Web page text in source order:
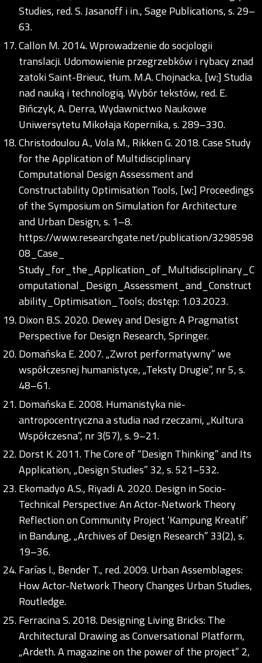
Studies, red. S. Jasanoff i in., Sage Publications, s. 29–
63.
Callon M. 2014. Wprowadzenie do socjologii
translacji. Udomowienie przegrzebków i rybacy znad
zatoki Saint-Brieuc, tłum. M.A. Chojnacka, [w:] Studia
nad nauką i technologią. Wybór tekstów, red. E.
Bińczyk, A. Derra, Wydawnictwo Naukowe
Uniwersytetu Mikołaja Kopernika, s. 289–330.
Christodoulou A., Vola M., Rikken G. 2018. Case Study
for the Application of Multidisciplinary
Computational Design Assessment and
Constructability Optimisation Tools, [w:] Proceedings
of the Symposium on Simulation for Architecture
and Urban Design, s. 1–8.
https://www.researchgate.net/publication/3298598
08_Case_
Study_for_the_Application_of_Multidisciplinary_C
omputational_Design_Assessment_and_Construct
ability_Optimisation_Tools; dostęp: 1.03.2023.
Dixon B.S. 2020. Dewey and Design: A Pragmatist
Perspective for Design Research, Springer.
Domańska E. 2007. „Zwrot performatywny” we
współczesnej humanistyce, „Teksty Drugie”, nr 5, s.
48–61.
Domańska E. 2008. Humanistyka nie-
antropocentryczna a studia nad rzeczami, „Kultura
Współczesna”, nr 3(57), s. 9–21.
Dorst K. 2011. The Core of “Design Thinking” and Its
Application, „Design Studies” 32, s. 521–532.
Ekomadyo A.S., Riyadi A. 2020. Design in Socio-
Technical Perspective: An Actor-Network Theory
Reflection on Community Project ‘Kampung Kreatif’
in Bandung, „Archives of Design Research” 33(2), s.
19–36.
Farías I., Bender T., red. 2009. Urban Assemblages:
How Actor-Network Theory Changes Urban Studies,
Routledge.
Ferracina S. 2018. Designing Living Bricks: The
Architectural Drawing as Conversational Platform,
„Ardeth. A magazine on the power of the project” 2,